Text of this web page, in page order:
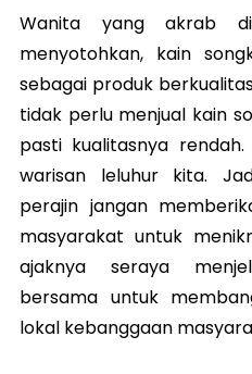
Wanita yang akrab
menyotohkan, kain
sebagai produk
tidak perlu menjual kain
pasti kualitasnya
warisan leluhur kita.
perajin jangan
masyarakat untuk
ajaknya seraya
bersama untuk
lokal kebanggaan